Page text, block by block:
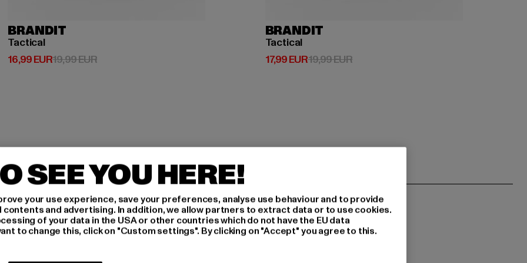
BRANDIT
Tactical
16,99 EUR
Prix courant: 16,99 EUR
19,99 EURPrix en promotion: 19,99 EUR
BRANDIT
Tactical
17,99 EUR
Prix courant: 17,99 EUR
19,99 EURPrix en promotion: 19,99 EUR
SEE YOU HERE!
your use experience, save your preferences, analyse use behaviour and to provide
and advertising. In addition, we allow partners to extract data or to use cookies.
of your data in the USA or other countries which do not have the EU data
to change this, click on "Custom settings". By clicking on "Accept" you agree to this.